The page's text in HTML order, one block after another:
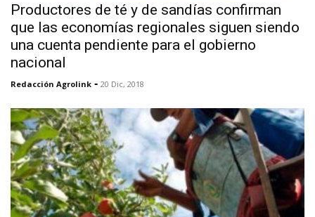
Productores de té y de sandías confirman
que las economías regionales siguen siendo
una cuenta pendiente para el gobierno
nacional
Redacción Agrolink - 20 Dic, 2018